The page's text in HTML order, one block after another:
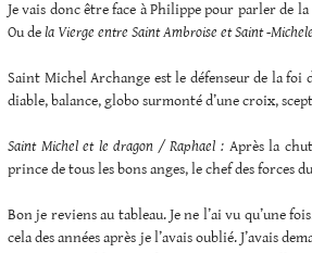
Je vais donc être face à Philippe pour parler de la
Ou dela Vierge entre Saint Ambroise et Saint -
Saint Michel Archange est le défenseur de la foi
diable, balance, globo surmonté d’une croix,
Saint Michel et le dragon / Raphael : Après la
prince de tous les bons anges, le chef des forces
Bon je reviens au tableau. Je ne l’ai vu qu’une
cela des années après je l’avais oublié. J’avais